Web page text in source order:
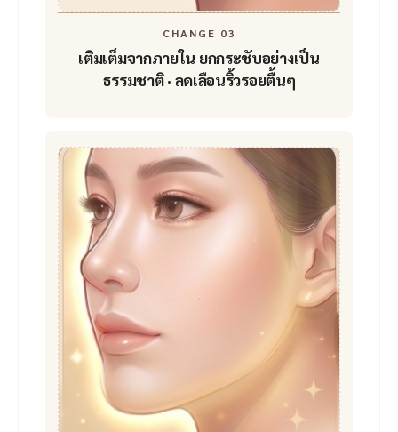
CHANGE 03
เติมเต็มจากภายใน ยกกระชับอย่างเป็น
ธรรมชาติ · ลดเลือนริ้วรอยตื้นๆ